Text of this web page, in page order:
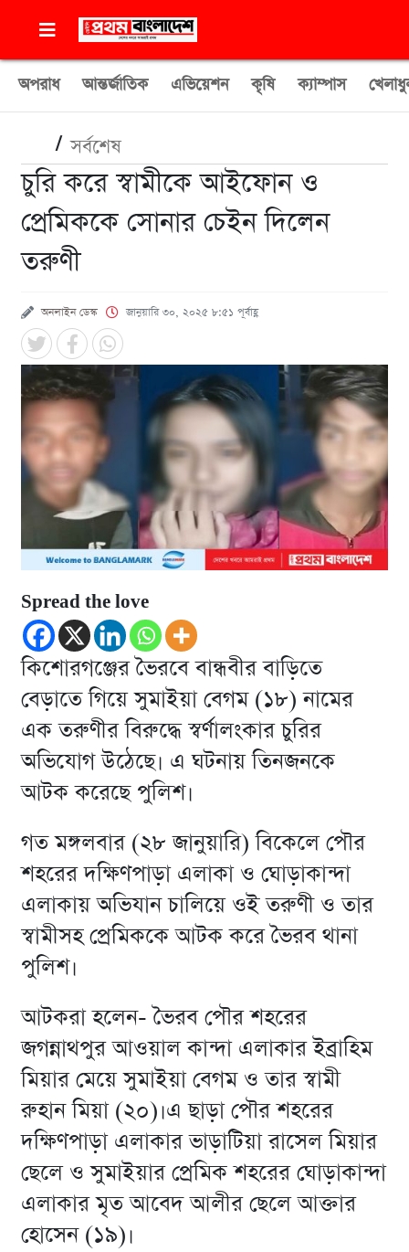
অপরাধ আন্তর্জাতিক এভিয়েশন কৃষি ক্যাম্পাস
/সর্বশেষ
চুরি করে স্বামীকে আইফোন ও
প্রেমিককে সোনার চেইন দিলেন
তরুণী
অনলাইন ডেস্ক জানুয়ারি ৩০, ২০২৫ ৮:৫১ পূর্বাহ্ণ
Spread the love
কিশোরগঞ্জের ভৈরবে বান্ধবীর বাড়িতে
বেড়াতে গিয়ে সুমাইয়া বেগম (১৮) নামের
এক তরুণীর বিরুদ্ধে স্বর্ণালংকার চুরির
অভিযোগ উঠেছে। এ ঘটনায় তিনজনকে
আটক করেছে পুলিশ।
গত মঙ্গলবার (২৮ জানুয়ারি) বিকেলে পৌর
শহরের দক্ষিণপাড়া এলাকা ও ঘোড়াকান্দা
এলাকায় অভিযান চালিয়ে ওই তরুণী ও তার
স্বামীসহ প্রেমিককে আটক করে ভৈরব থানা
পুলিশ।
আটকরা হলেন- ভৈরব পৌর শহরের
জগন্নাথপুর আওয়াল কান্দা এলাকার ইব্রাহিম
মিয়ার মেয়ে সুমাইয়া বেগম ও তার স্বামী
রুহান মিয়া (২০)।এ ছাড়া পৌর শহরের
দক্ষিণপাড়া এলাকার ভাড়াটিয়া রাসেল মিয়ার
ছেলে ও সুমাইয়ার প্রেমিক শহরের ঘোড়াকান্দা
এলাকার মৃত আবেদ আলীর ছেলে আক্তার
হোসেন (১৯)।